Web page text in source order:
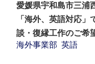
愛媛県宇和島市三浦
「海外、英語対応
談・復縁工作のご希
海外事業部 英語